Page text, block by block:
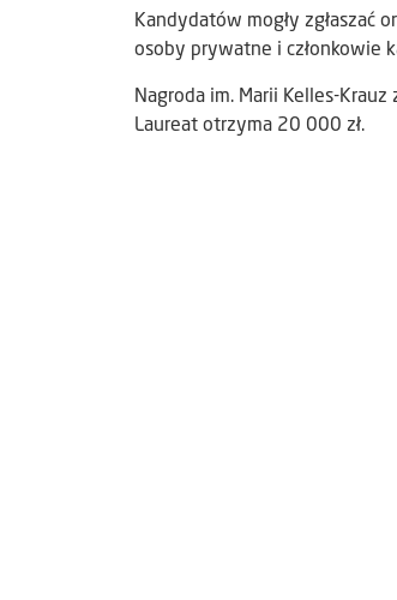
Kandydatów mogły zgłaszać
osoby prywatne i członkowie
Nagroda im. Marii Kelles-
Laureat otrzyma 20 000 zł.